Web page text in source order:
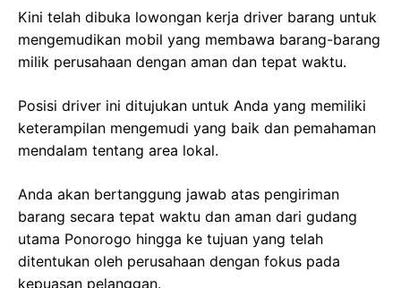
Kini telah dibuka lowongan kerja driver barang untuk
mengemudikan mobil yang membawa barang-barang
milik perusahaan dengan aman dan tepat waktu.
Posisi driver ini ditujukan untuk Anda yang memiliki
keterampilan mengemudi yang baik dan pemahaman
mendalam tentang area lokal.
Anda akan bertanggung jawab atas pengiriman
barang secara tepat waktu dan aman dari gudang
utama Ponorogo hingga ke tujuan yang telah
ditentukan oleh perusahaan dengan fokus pada
kepuasan pelanggan.